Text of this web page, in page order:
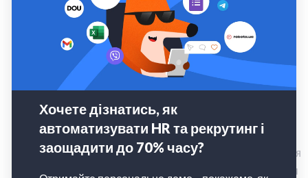
Мова не про звичайних психологів для
проведення разових тренінгів чи
індивідуальних консультацій працівникам. На
ринку дефіцит експертизи саме в плані
побудови служб психологічної підтримки,
політики захисту ментального здоров’я,
інтеграції психосоціальної підтримки в усі рівні
управління компанією. Це ускладнює виконання
вимог нового законопроєкту та створює ризики